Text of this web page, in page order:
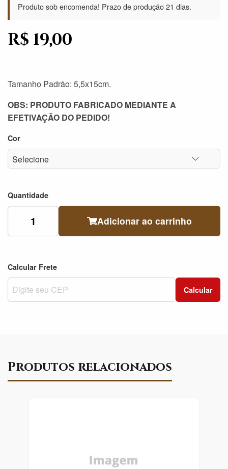
Produto sob encomenda! Prazo de produção 21 dias.
R$ 19,00
Tamanho Padrão: 5,5x15cm.
OBS: PRODUTO FABRICADO MEDIANTE A
EFETIVAÇÃO DO PEDIDO!
Cor
Quantidade
Adicionar ao carrinho
Calcular Frete
Calcular
Produtos relacionados